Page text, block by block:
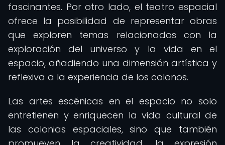
fascinantes. Por otro lado, el teatro espacial
ofrece la posibilidad de representar obras
que exploren temas relacionados con la
exploración del universo y la vida en el
espacio, añadiendo una dimensión artística y
reflexiva a la experiencia de los colonos.
Las artes escénicas en el espacio no solo
entretienen y enriquecen la vida cultural de
las colonias espaciales, sino que también